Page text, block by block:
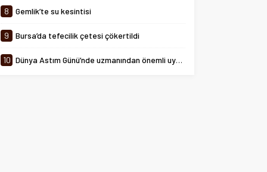
8 Gemlik’te su kesintisi
9 Bursa’da tefecilik çetesi çökertildi
10 Dünya Astım Günü’nde uzmanından önemli uyarılar